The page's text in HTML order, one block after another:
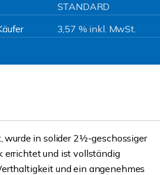
STANDARD
3,57 % inkl. MwSt.
wurde in solider 2½-geschossiger
errichtet und ist vollständig
und ein angenehmes